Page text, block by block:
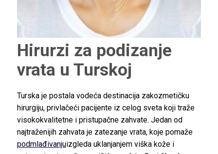
Hirurzi za podizanje
vrata u Turskoj
Turska je postala vodeća destinacija zakozmetičku
hirurgiju, privlačeći pacijente iz celog sveta koji traže
visokokvalitetne i pristupačne zahvate. Jedan od
najtraženijih zahvata je zatezanje vrata, koje pomaže
podmlađivanjuizgleda uklanjanjem viška kože i